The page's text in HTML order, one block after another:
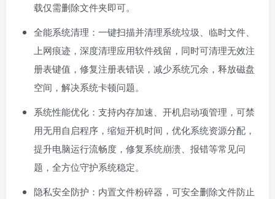
载仅需删除文件夹即可。
全能系统清理：一键扫描并清理系统垃圾、临时文件、
上网痕迹，深度清理应用软件残留，同时可清理无效注
册表键值，修复注册表错误，减少系统冗余，释放磁盘
空间，解决系统卡顿问题。
系统性能优化：支持内存加速、开机启动项管理，可禁
用无用自启程序，缩短开机时间，优化系统资源分配，
提升电脑运行流畅度，修复系统崩溃、报错等常见问
题，全方位守护系统稳定。
隐私安全防护：内置文件粉碎器，可安全删除文件防止